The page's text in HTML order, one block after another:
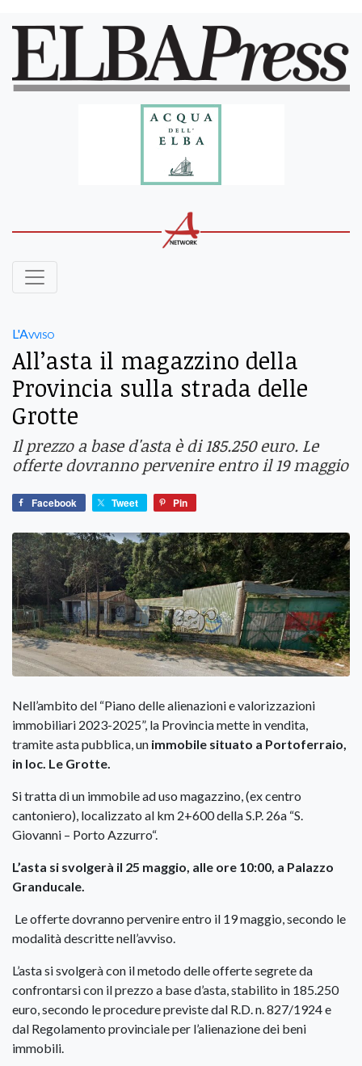
L'Avviso
All’asta il magazzino della
Provincia sulla strada delle
Grotte
Il prezzo a base d'asta è di 185.250 euro. Le
offerte dovranno pervenire entro il 19 maggio
Facebook Tweet Pin
Nell’ambito del “Piano delle alienazioni e valorizzazioni
immobiliari 2023-2025”, la Provincia mette in vendita,
tramite asta pubblica, un immobile situato a Portoferraio,
in loc. Le Grotte.
Si tratta di un immobile ad uso magazzino, (ex centro
cantoniero), localizzato al km 2+600 della S.P. 26a “S.
Giovanni – Porto Azzurro“.
L’asta si svolgerà il 25 maggio, alle ore 10:00, a Palazzo
Granducale.
Le offerte dovranno pervenire entro il 19 maggio, secondo le
modalità descritte nell’avviso.
L’asta si svolgerà con il metodo delle offerte segrete da
confrontarsi con il prezzo a base d’asta, stabilito in 185.250
euro, secondo le procedure previste dal R.D. n. 827/1924 e
dal Regolamento provinciale per l’alienazione dei beni
immobili.